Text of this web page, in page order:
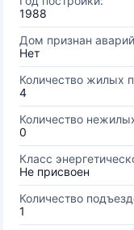
1988
Дом признан
Нет
Количество жилых
4
Количество
0
Класс
Не присвоен
Количество
1